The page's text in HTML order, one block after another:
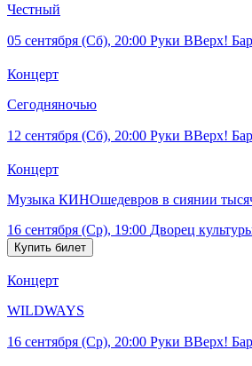
Честный
05 сентября (Сб), 20:00 Руки ВВерх! Бар
Концерт
Сегодняночью
12 сентября (Сб), 20:00 Руки ВВерх! Бар
Концерт
Музыка КИНОшедевров в сиянии
16 сентября (Ср), 19:00 Дворец
Концерт
WILDWAYS
16 сентября (Ср), 20:00 Руки ВВерх! Бар